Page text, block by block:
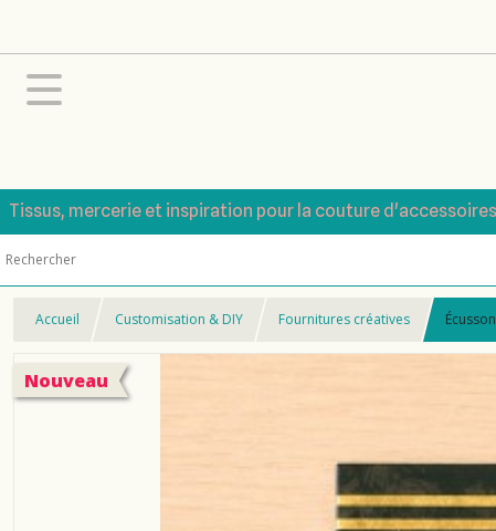
Tissus, mercerie et inspiration pour la couture d'accessoires
Accueil Customisation & DIY Fournitures créatives
Nouveau